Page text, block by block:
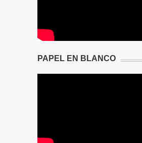
PAPEL EN BLANCO